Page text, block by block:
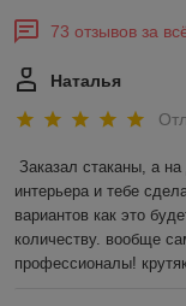
73 отзывов за
Наталья
Заказал стаканы, а
интерьера и тебе
вариантов как это
количеству. вообще
профессионалы!